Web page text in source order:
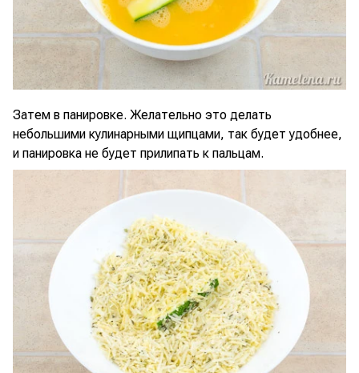
Затем в панировке. Желательно это делать
небольшими кулинарными щипцами, так будет удобнее,
и панировка не будет прилипать к пальцам.